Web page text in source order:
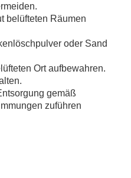
belüfteten Räumen
oder Sand
Ort aufbewahren.
gemäß
zuführen